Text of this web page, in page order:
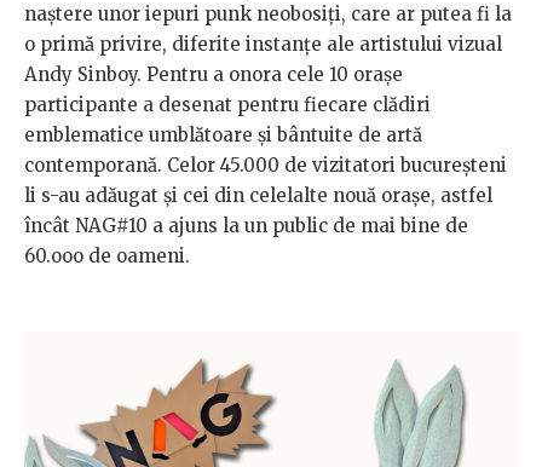
naștere unor iepuri punk neobosiți, care ar putea fi la
o primă privire, diferite instanțe ale artistului vizual
Andy Sinboy. Pentru a onora cele 10 orașe
participante a desenat pentru fiecare clădiri
emblematice umblătoare și bântuite de artă
contemporană. Celor 45.000 de vizitatori bucureșteni
li s-au adăugat și cei din celelalte nouă orașe, astfel
încât NAG#10 a ajuns la un public de mai bine de
60.ooo de oameni.